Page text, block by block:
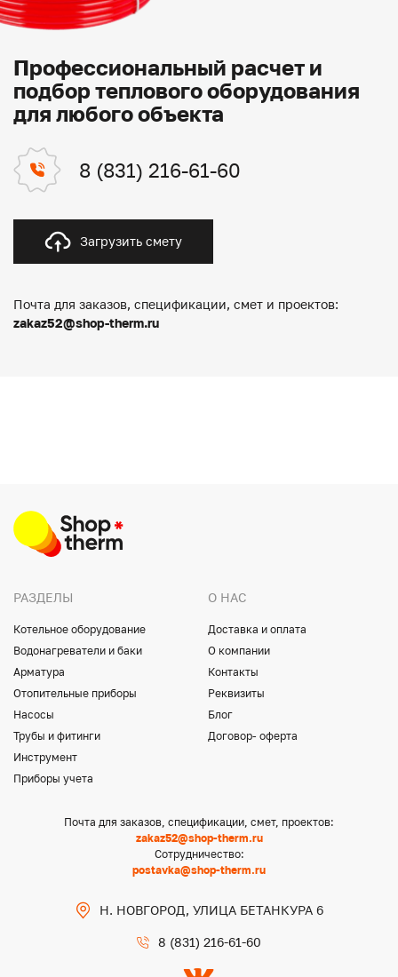
Профессиональный расчет и
подбор теплового оборудования
для любого объекта
8 (831) 216-61-60
Загрузить смету
Почта для заказов, спецификации, смет и проектов:
zakaz52@shop-therm.ru
РАЗДЕЛЫ
Котельное оборудование
Водонагреватели и баки
Арматура
Отопительные приборы
Насосы
Трубы и фитинги
Инструмент
Приборы учета
О НАС
Доставка и оплата
О компании
Контакты
Реквизиты
Блог
Договор- оферта
Почта для заказов, спецификации, смет, проектов:
zakaz52@shop-therm.ru
Сотрудничество:
postavka@shop-therm.ru
Н. НОВГОРОД, УЛИЦА БЕТАНКУРА 6
8 (831) 216-61-60